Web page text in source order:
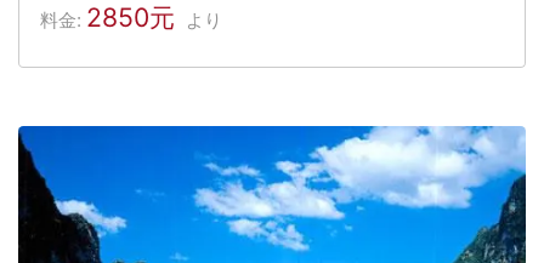
料金: 2850元 より